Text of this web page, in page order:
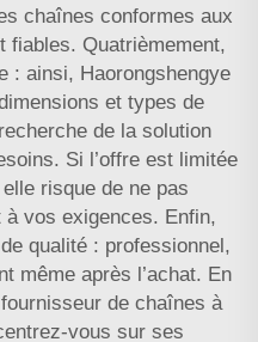
chaînes conformes aux
fiables. Quatrièmement,
: ainsi, Haorongshengye
et types de
de la solution
Si l’offre est limitée
risque de ne pas
vos exigences. Enfin,
qualité : professionnel,
même après l’achat. En
de chaînes à
vous sur ses